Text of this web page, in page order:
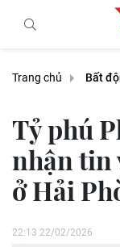
Trang chủ Bất
Tỷ phú
nhận tin
ở Hải
22:13 22/02/2026